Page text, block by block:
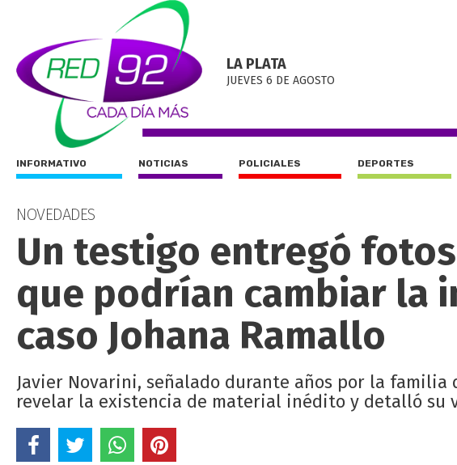
LA PLATA
JUEVES 6 DE AGOSTO
INFORMATIVO NOTICIAS POLICIALES DEPORTES
NOVEDADES
Un testigo entregó
que podrían cambiar la
caso Johana Ramallo
Javier Novarini, señalado durante años por la
revelar la existencia de material inédito y detalló su